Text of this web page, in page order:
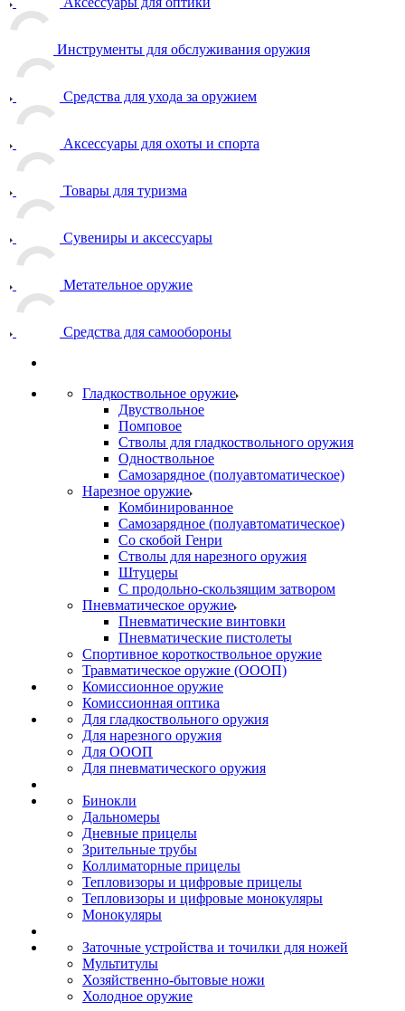
Инструменты для обслуживания оружия
Средства для ухода за оружием
Аксессуары для охоты и спорта
Товары для туризма
Сувениры и аксессуары
Метательное оружие
Средства для самообороны
Гладкоствольное оружие
Двуствольное
Помповое
Стволы для гладкоствольного оружия
Одноствольное
Самозарядное (полуавтоматическое)
Нарезное оружие
Комбинированное
Самозарядное (полуавтоматическое)
Со скобой Генри
Стволы для нарезного оружия
Штуцеры
С продольно-скользящим затвором
Пневматическое оружие
Пневматические винтовки
Пневматические пистолеты
Спортивное короткоствольное оружие
Травматическое оружие (ОООП)
Комиссионное оружие
Комиссионная оптика
Для гладкоствольного оружия
Для нарезного оружия
Для ОООП
Для пневматического оружия
Бинокли
Дальномеры
Дневные прицелы
Зрительные трубы
Коллиматорные прицелы
Тепловизоры и цифровые прицелы
Тепловизоры и цифровые монокуляры
Монокуляры
Заточные устройства и точилки для ножей
Мультитулы
Хозяйственно-бытовые ножи
Холодное оружие